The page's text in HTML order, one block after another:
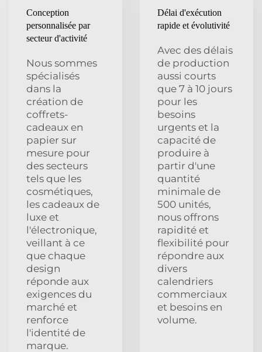
Conception
personnalisée par
secteur d'activité
Nous sommes
spécialisés
dans la
création de
coffrets-
cadeaux en
papier sur
mesure pour
des secteurs
tels que les
cosmétiques,
les cadeaux de
luxe et
l'électronique,
veillant à ce
que chaque
design
réponde aux
exigences du
marché et
renforce
l'identité de
marque.
Délai d'exécution
rapide et évolutivité
Avec des délais
de production
aussi courts
que 7 à 10 jours
pour les
besoins
urgents et la
capacité de
produire à
partir d'une
quantité
minimale de
500 unités,
nous offrons
rapidité et
flexibilité pour
répondre aux
divers
calendriers
commerciaux
et besoins en
volume.